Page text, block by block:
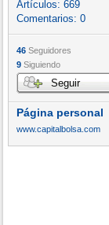
Artículos: 669
Comentarios: 0
46 Seguidores
9 Siguiendo
Seguir
Página personal
www.capitalbolsa.com